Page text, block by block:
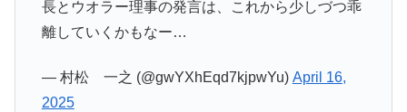
長とウオラー理事の発言は、これから少しづつ乖
離していくかもなー…
— 村松 一之 (@gwYXhEqd7kjpwYu) April 16,
2025